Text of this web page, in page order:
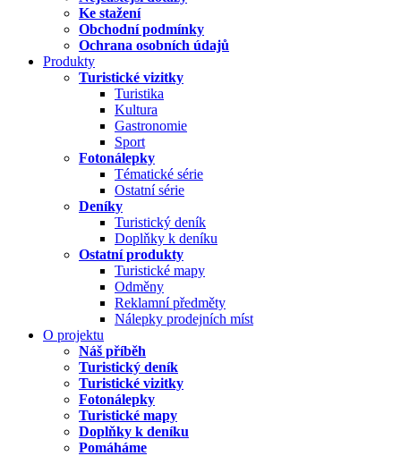
Ke stažení
Obchodní podmínky
Ochrana osobních údajů
Produkty
Turistické vizitky
Turistika
Kultura
Gastronomie
Sport
Fotonálepky
Tématické série
Ostatní série
Deníky
Turistický deník
Doplňky k deníku
Ostatní produkty
Turistické mapy
Odměny
Reklamní předměty
Nálepky prodejních míst
O projektu
Náš příběh
Turistický deník
Turistické vizitky
Fotonálepky
Turistické mapy
Doplňky k deníku
Pomáháme